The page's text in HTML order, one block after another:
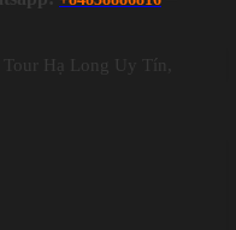
Hạ Long Uy Tín,